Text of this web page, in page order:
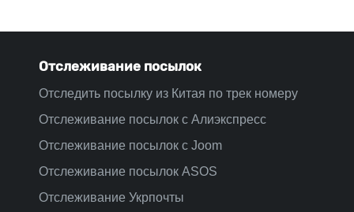
Отслеживание посылок
Отследить посылку из Китая по трек номеру
Отслеживание посылок с Алиэкспресс
Отслеживание посылок с Joom
Отслеживание посылок ASOS
Отслеживание Укрпочты